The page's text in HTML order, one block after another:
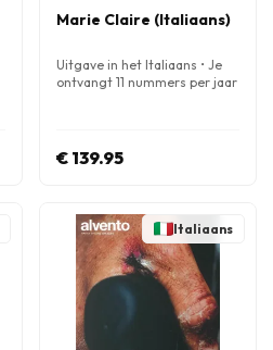
Marie Claire (Italiaans)
Uitgave in het Italiaans • Je
ontvangt 11 nummers per jaar
€ 139.95
Italiaans